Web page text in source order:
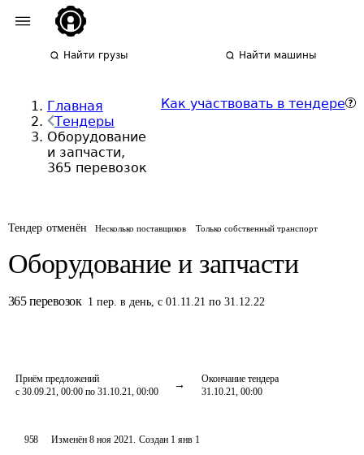
Найти грузы Найти машины
Главная
Тендеры
Оборудование
и запчасти,
365 перевозок
Как участвовать в тендере
Тендер отменён Несколько поставщиков Только собственный транспорт
Оборудование и запчасти
365 перевозок 1 пер. в день,с 01.11.21 по 31.12.22
Приём предложений
с 30.09.21, 00:00 по 31.10.21, 00:00
Окончание тендера
31.10.21, 00:00
958 Изменён8 ноя 2021. Создан 1 янв 1